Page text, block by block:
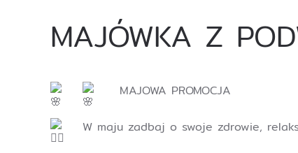
MAJÓWKA Z
MAJOWA PROMOCJA
W maju zadbaj o swoje zdrowie,